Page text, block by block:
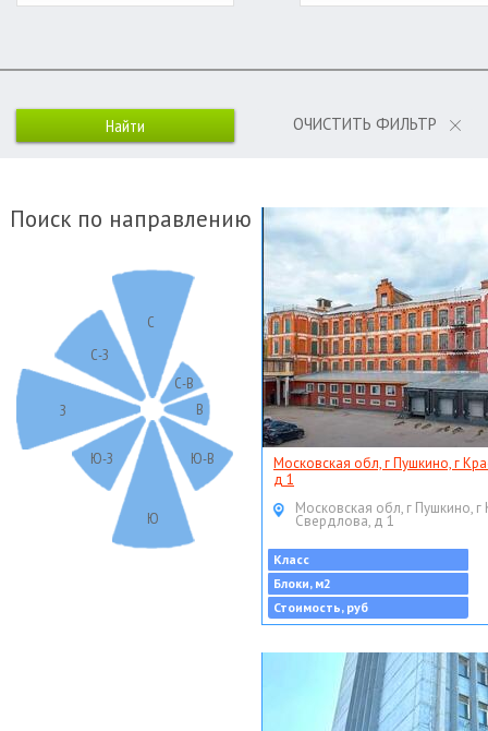
ОЧИСТИТЬ ФИЛЬТР
Поиск по направлению
С
С-В
В
Ю-В
Ю
Ю-З
З
С-З
Московская обл, г Пушкино, г
д 1
Московская обл, г Пушкино, г
Свердлова, д 1
Класс
Блоки, м2
Стоимость, руб